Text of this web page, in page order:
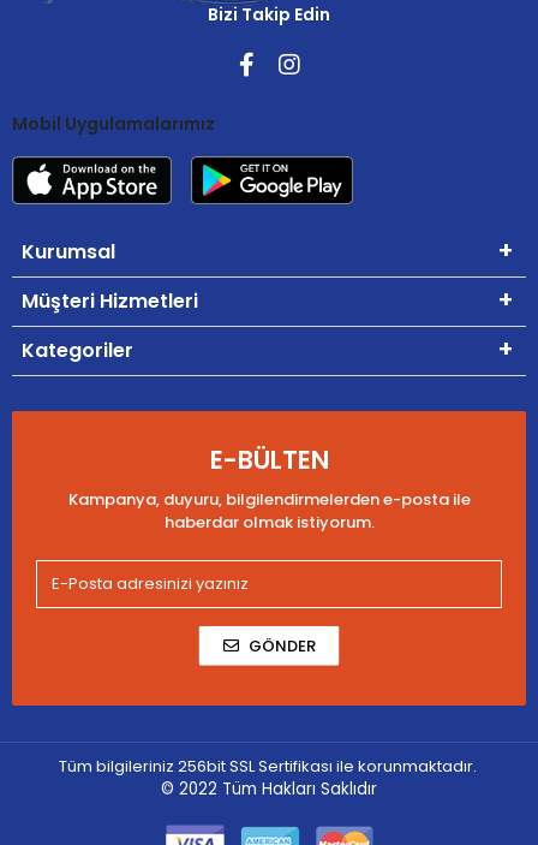
Bizi Takip Edin
Mobil Uygulamalarımız
Kurumsal
Müşteri Hizmetleri
Kategoriler
E-BÜLTEN
Kampanya, duyuru, bilgilendirmelerden e-posta ile
haberdar olmak istiyorum.
GÖNDER
Tüm bilgileriniz 256bit SSL Sertifikası ile korunmaktadır.
© 2022 Tüm Hakları Saklıdır